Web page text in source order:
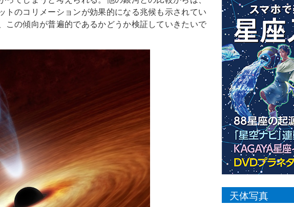
のコリメーションが効果的になる兆候も示されてい
この傾向が普遍的であるかどうか検証していきたいで
天体写真